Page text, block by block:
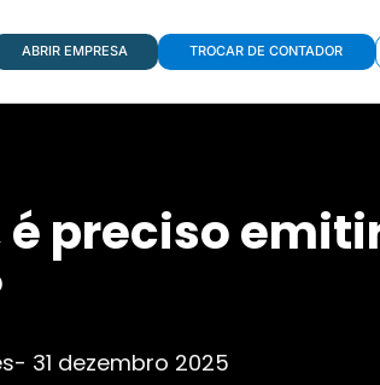
ABRIR EMPRESA TROCAR DE CONTADOR
é preciso
- 31 dezembro 2025